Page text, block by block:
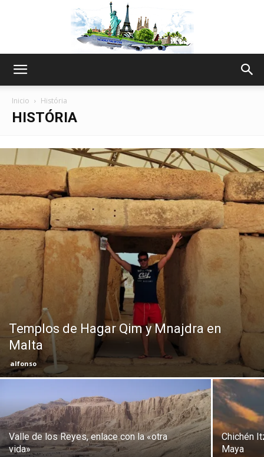
Thru
My
Eyes
Inicio História
HISTÓRIA
Templos de Hagar Qim y Mnajdra en
Malta
alfonso
Valle de los Reyes, enlace con la «otra
vida»
Chichén
Maya